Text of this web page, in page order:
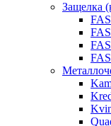
Защелка